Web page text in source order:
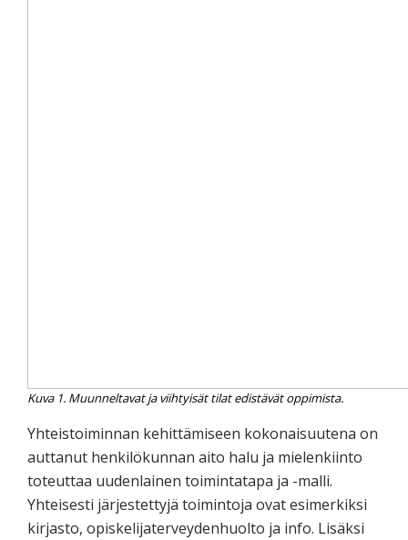
Kuva 1. Muunneltavat ja viihtyisät tilat edistävät oppimista.
Yhteistoiminnan kehittämiseen kokonaisuutena on
auttanut henkilökunnan aito halu ja mielenkiinto
toteuttaa uudenlainen toimintatapa ja -malli.
Yhteisesti järjestettyjä toimintoja ovat esimerkiksi
kirjasto, opiskelijaterveydenhuolto ja info. Lisäksi